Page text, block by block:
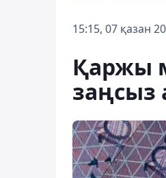
15:15, 07 қазан
Қаржы